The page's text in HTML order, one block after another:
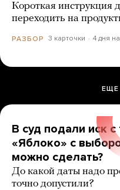
Короткая инструкция
переходить на
РАЗБОР 3 карточки 4 дня
В суд подали иск
«Яблоко» с
можно сделать?
До какой даты надо
точно допустили?